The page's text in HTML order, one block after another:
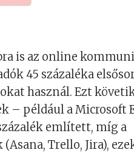
is az online
45 százaléka
használ. Ezt
– például a Microsoft
említett, míg a
Trello, Jira),